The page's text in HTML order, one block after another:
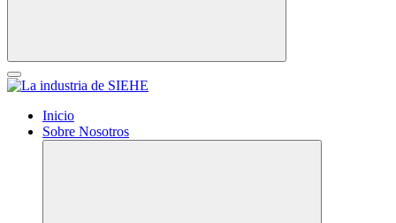
Inicio
Sobre Nosotros